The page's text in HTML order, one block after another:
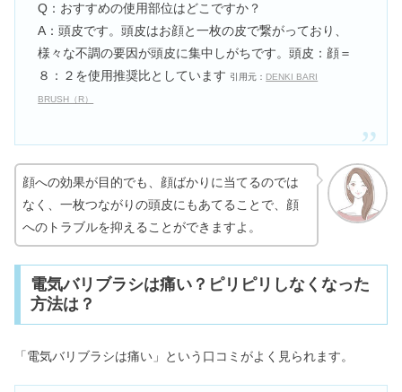
Q：おすすめの使用部位はどこですか？
A：頭皮です。頭皮はお顔と一枚の皮で繋がっており、
様々な不調の要因が頭皮に集中しがちです。頭皮：顔＝
８：２を使用推奨比としています 引用元： DENKI BARI
BRUSH（R）
顔への効果が目的でも、顔ばかりに当てるのでは
なく、一枚つながりの頭皮にもあてることで、顔
へのトラブルを抑えることができますよ。
電気バリブラシは痛い？ピリピリしなくなった
方法は？
「電気バリブラシは痛い」という口コミがよく見られます。